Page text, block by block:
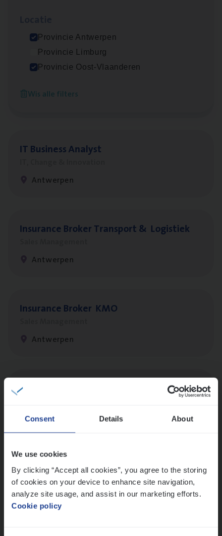
Consent Details About
We use cookies
By clicking “Accept all cookies”, you agree to the storing
of cookies on your device to enhance site navigation,
analyze site usage, and assist in our marketing efforts.
Cookie policy
Provincie Antwerpen
Provincie Limburg
Provincie Oost-Vlaanderen
Wis alle filters
Scha­de Expert Fleet
Antwerpen
ITBusi­ness Analyst
Antwerpen
Insu­ran­ce Bro­ker Trans­port& Logistiek
Antwerpen
Insu­ran­ce Bro­ker KMO
Antwerpen
Cus­to­mer Care Expert
Customer Services
Antwerpen
Cor­po­ra­te Insu­ran­ce Bro­ker Property
Sales Management
Antwerpen